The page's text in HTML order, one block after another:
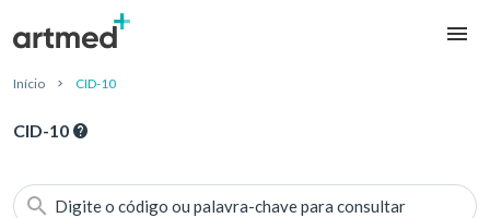
Início CID-10
CID-10
Digite o código ou palavra-chave para consultar